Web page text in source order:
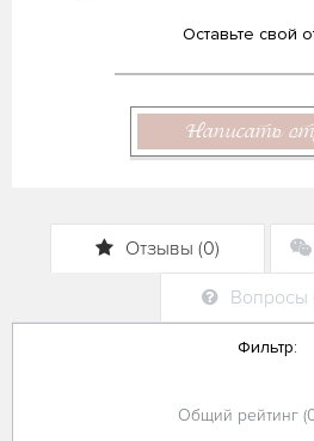
Оставьте свой
Написать
Отзывы (0)
Вопросы
Фильтр:
Общий рейтинг